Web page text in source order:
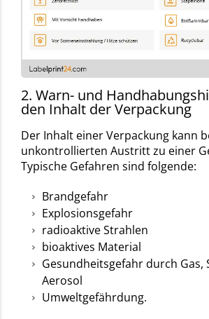
2. Warn- und
den Inhalt der Verpackung
Der Inhalt einer Verpackung kann
unkontrollierten Austritt zu einer
Typische Gefahren sind folgende:
Brandgefahr
Explosionsgefahr
radioaktive Strahlen
bioaktives Material
Gesundheitsgefahr durch Gas,
Aerosol
Umweltgefährdung.